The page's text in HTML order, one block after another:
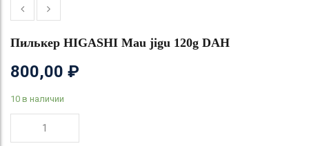
Пилькер HIGASHI Mau jigu 120g DAH
800,00 ₽
10 в наличии